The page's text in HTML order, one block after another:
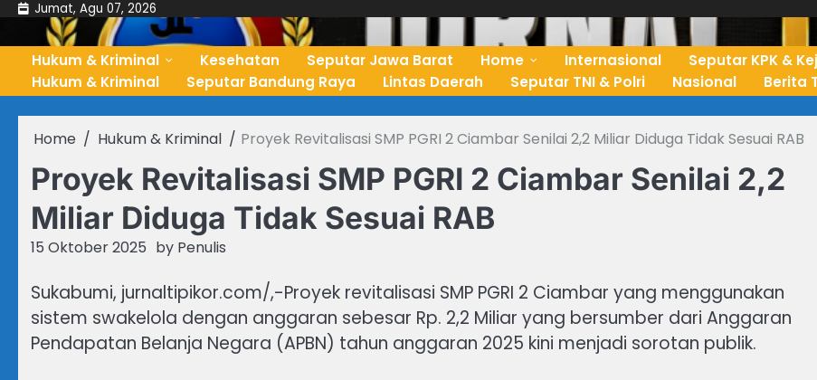
Skip
content
Jumat, Agu 07, 2026
Hukum & Kriminal Kesehatan Seputar Jawa Barat Home Internasional Seputar KPK &
Hukum & Kriminal
Seputar Bandung Raya Lintas Daerah Seputar TNI & Polri Nasional Berita
Home Hukum & Kriminal Proyek Revitalisasi SMP PGRI 2 Ciambar Senilai 2,2 Miliar Diduga Tidak Sesuai RAB
Proyek Revitalisasi SMP PGRI 2 Ciambar Senilai 2,2
Miliar Diduga Tidak Sesuai RAB
15 Oktober 2025 by Penulis
Sukabumi, jurnaltipikor.com/,-Proyek revitalisasi SMP PGRI 2 Ciambar yang menggunakan
sistem swakelola dengan anggaran sebesar Rp. 2,2 Miliar yang bersumber dari Anggaran
Pendapatan Belanja Negara (APBN) tahun anggaran 2025 kini menjadi sorotan publik.